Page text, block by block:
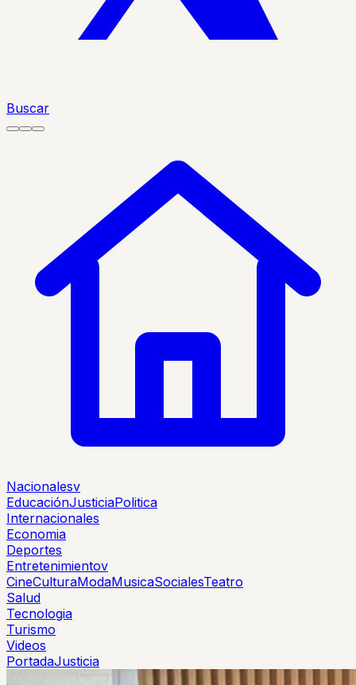
Buscar
Nacionalesv
EducaciónJusticiaPolitica
Internacionales
Economia
Deportes
Entretenimientov
CineCulturaModaMusicaSocialesTeatro
Salud
Tecnologia
Turismo
Videos
PortadaJusticia